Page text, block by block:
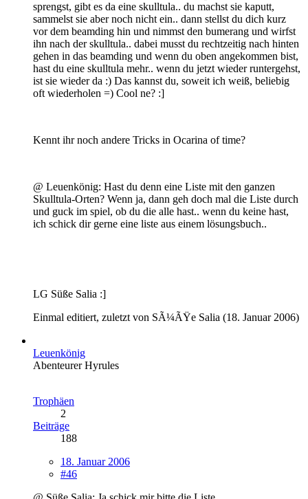
sprengst, gibt es da eine skulltula.. du machst sie kaputt,
sammelst sie aber noch nicht ein.. dann stellst du dich kurz
vor dem beamding hin und nimmst den bumerang und wirfst
ihn nach der skulltula.. dabei musst du rechtzeitig nach hinten
gehen in das beamding und wenn du oben angekommen bist,
hast du eine skulltula mehr.. wenn du jetzt wieder runtergehst,
ist sie wieder da :) Das kannst du, soweit ich weiß, beliebig
oft wiederholen =) Cool ne? :]
Kennt ihr noch andere Tricks in Ocarina of time?
@ Leuenkönig: Hast du denn eine Liste mit den ganzen
Skulltula-Orten? Wenn ja, dann geh doch mal die Liste durch
und guck im spiel, ob du die alle hast.. wenn du keine hast,
ich schick dir gerne eine liste aus einem lösungsbuch..
LG Süße Salia :]
Einmal editiert, zuletzt von SÃ¼ÃŸe Salia (18. Januar 2006)
Leuenkönig
Abenteurer Hyrules
Trophäen
2
Beiträge
188
18. Januar 2006
#46